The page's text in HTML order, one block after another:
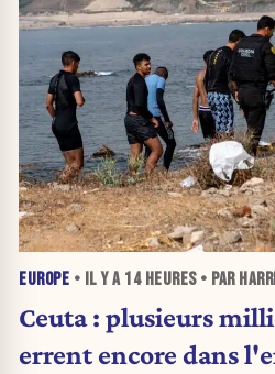
EUROPE • IL Y A 14 HEURES• PAR
Ceuta : plusieurs
errent encore dans